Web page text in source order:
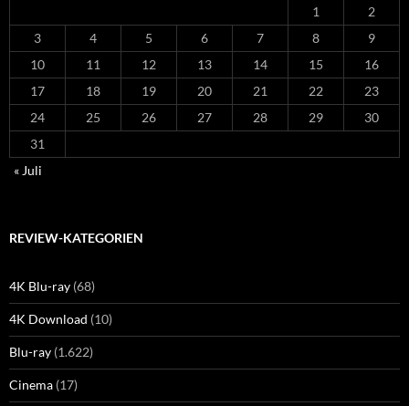
1
2
3
4 5 6 7 8
9
10
11 12 13 14 15
16
17
18 19 20 21 22
23
24
25 26 27 28 29
30
31
« Juli
REVIEW-KATEGORIEN
4K Blu-ray (68)
4K Download (10)
Blu-ray (1.622)
Cinema (17)